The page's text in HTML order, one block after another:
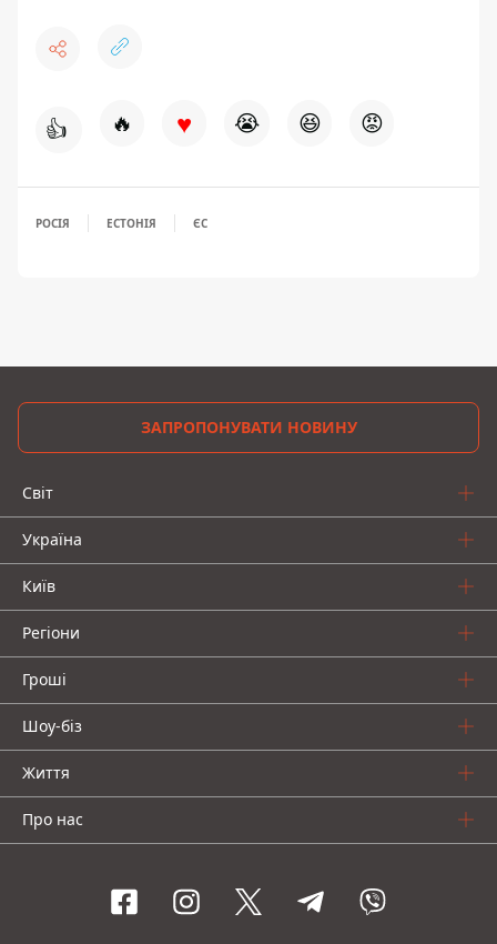
👍 🔥 ♥ 😭 😆 😡
РОСІЯ ЕСТОНІЯ ЄС
ЗАПРОПОНУВАТИ НОВИНУ
Світ
Україна
Київ
Регіони
Гроші
Шоу-біз
Життя
Про нас